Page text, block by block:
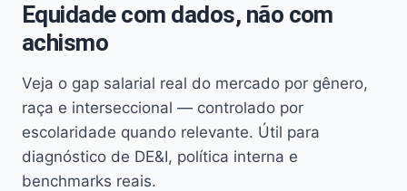
Equidade com dados, não com
achismo
Veja o gap salarial real do mercado por gênero,
raça e interseccional — controlado por
escolaridade quando relevante. Útil para
diagnóstico de DE&I, política interna e
benchmarks reais.